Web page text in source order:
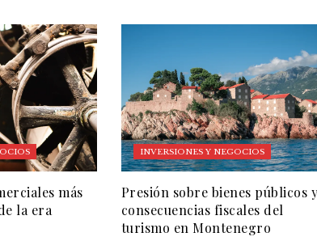
más
la era
INVERSIONES Y NEGOCIOS
Presión sobre bienes públicos y
consecuencias fiscales del
turismo en Montenegro